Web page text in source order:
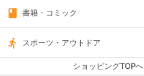
書籍・コミック
スポーツ・アウトドア
ショッピングTOPへ